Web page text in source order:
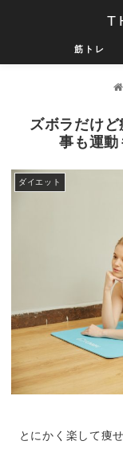
筋トレ
ズボラだけ
事も運動
ダイエット
とにかく楽して痩